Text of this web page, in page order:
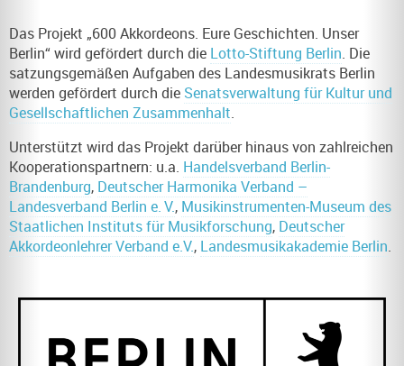
Das Projekt „600 Akkordeons. Eure Geschichten. Unser
Berlin“ wird gefördert durch die Lotto-Stiftung Berlin. Die
satzungsgemäßen Aufgaben des Landesmusikrats Berlin
werden gefördert durch die Senatsverwaltung für Kultur und
Gesellschaftlichen Zusammenhalt.
Unterstützt wird das Projekt darüber hinaus von zahlreichen
Kooperationspartnern: u.a. Handelsverband Berlin-
Brandenburg, Deutscher Harmonika Verband –
Landesverband Berlin e. V., Musikinstrumenten-Museum des
Staatlichen Instituts für Musikforschung, Deutscher
Akkordeonlehrer Verband e.V., Landesmusikakademie Berlin.